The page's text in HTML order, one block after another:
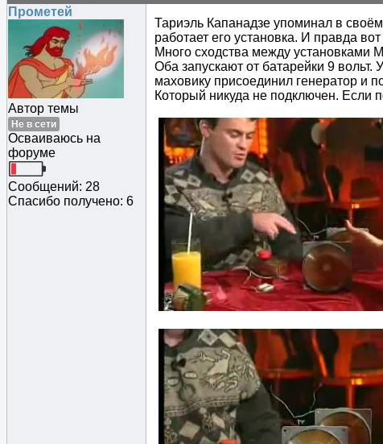
Прометей
Автор темы
Не в сети
Осваиваюсь на
форуме
Сообщений: 28
Спасибо получено: 6
Тариэль Капанадзе упоминал в
работает его установка. И правда
Много сходства между установками
Оба запускают от батарейки 9 вольт.
маховику присоединил генератор и
Который никуда не подключен. Если